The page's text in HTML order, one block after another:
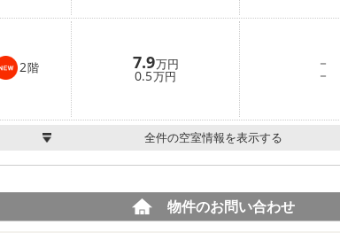
2階 7.9万円
0.5万円
－
－
全件の空室情報を表示する
物件のお問い合わせ